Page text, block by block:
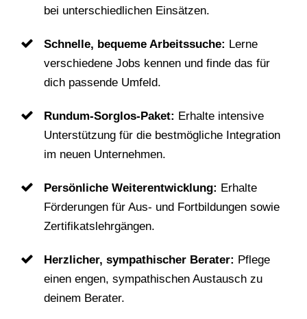
bei unterschiedlichen Einsätzen.
Schnelle, bequeme Arbeitssuche: Lerne
verschiedene Jobs kennen und finde das für
dich passende Umfeld.
Rundum-Sorglos-Paket: Erhalte intensive
Unterstützung für die bestmögliche Integration
im neuen Unternehmen.
Persönliche Weiterentwicklung: Erhalte
Förderungen für Aus- und Fortbildungen sowie
Zertifikatslehrgängen.
Herzlicher, sympathischer Berater: Pflege
einen engen, sympathischen Austausch zu
deinem Berater.